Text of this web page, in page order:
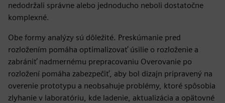
nedodržali správne alebo jednoducho neboli dostatočne
komplexné.
Obe formy analýzy sú dôležité. Preskúmanie pred
rozložením pomáha optimalizovať úsilie o rozloženie a
zabrániť nadmernému prepracovaniu Overovanie po
rozložení pomáha zabezpečiť, aby bol dizajn pripravený na
overenie prototypu a neobsahuje problémy, ktoré spôsobia
zlyhanie v laboratóriu, kde ladenie, aktualizácia a opätovné